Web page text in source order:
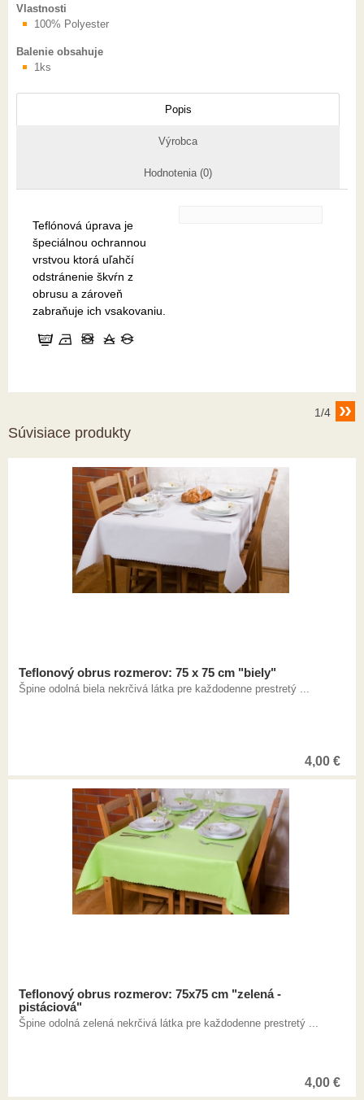
Vlastnosti
100% Polyester
Balenie obsahuje
1ks
Popis
Výrobca
Hodnotenia (0)
Teflónová úprava je
špeciálnou ochrannou
vrstvou ktorá uľahčí
odstránenie škvŕn z
obrusu a zároveň
zabraňuje ich vsakovaniu.
1/4
Súvisiace produkty
Teflonový obrus rozmerov: 75 x 75 cm "biely"
Špine odolná biela nekrčivá látka pre každodenne prestretý ...
4,00 €
Teflonový obrus rozmerov: 75x75 cm "zelená -
pistáciová"
Špine odolná zelená nekrčivá látka pre každodenne prestretý ...
4,00 €